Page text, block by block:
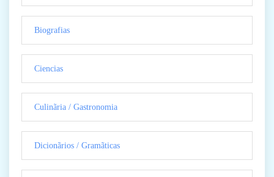
Biografias
Ciencias
Culinãria / Gastronomia
Dicionãrios / Gramãticas